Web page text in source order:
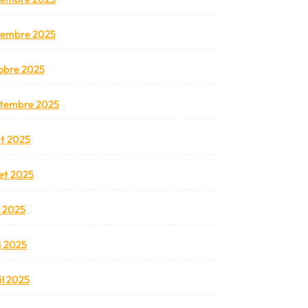
2025
2025
2025
2025
2025
2025
2025
2025